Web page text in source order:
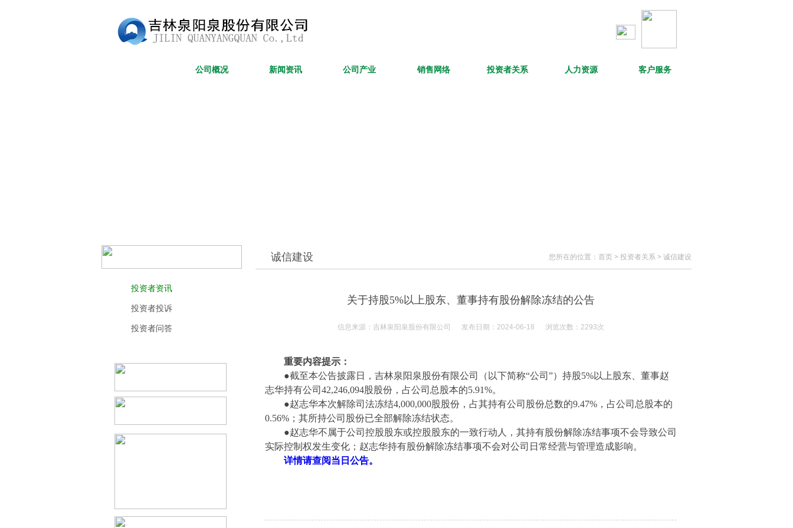
公司概况 新闻资讯 公司产业 销售网络 投资者关系 人力资源 客户服务
投资者资讯
投资者投诉
投资者问答
诚信建设 您所在的位置： 首页 > 投资者关系 > 诚信建设
关于持股5%以上股东、董事持有股份解除冻结的公告
信息来源：吉林泉阳泉股份有限公司 发布日期：2024-06-18 浏览次数：2293次
重要内容提示：
●截至本公告披露日，吉林泉阳泉股份有限公司（以下简称“公司”）持股5%以上股东、董事赵
志华持有公司 42,246,094股股份，占公司总股本的5.91%。
●赵志华本次解除司法冻结4,000,000股股份， 占其持有公司股份总数的9.47% ，占公司总股本的
0.56% ；其所持公司股份已全部解除冻结状态。
●赵志华不属于公司控股股东或控股股东的一致行动人，其持有股份解除冻结事项不会导致公司
实际控制权发生变化；赵志华持有股份解除冻结事项不会对公司日常经营与管理造成影响。
详情请查阅当日公告。